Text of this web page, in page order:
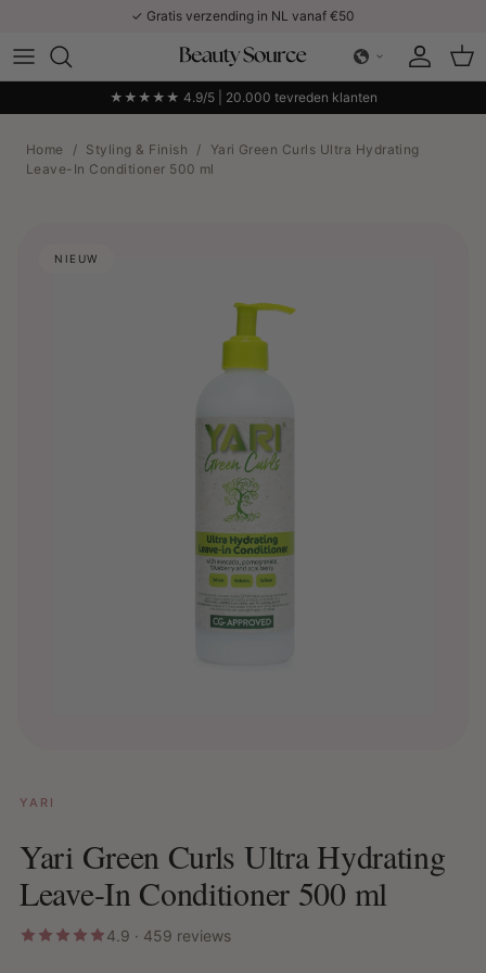
✓ Gratis verzending in NL vanaf €50
Account
★★★★★ 4.9/5 | 20.000 tevreden klanten
Home / Styling & Finish /
Yari Green Curls Ultra Hydrating
Leave-In Conditioner 500 ml
NIEUW
YARI
Yari Green Curls Ultra Hydrating
Leave-In Conditioner 500 ml
4.9 · 459 reviews